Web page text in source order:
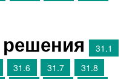
31.1
31.6 31.7
31.8